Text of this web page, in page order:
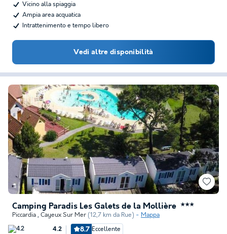
Vicino alla spiaggia
Ampia area acquatica
Intrattenimento e tempo libero
Vedi altre disponibilità
Camping Paradis Les Galets de la Mollière ★★★
Piccardia , Cayeux Sur Mer (12,7 km da Rue) Mappa
4.2 8.7 Eccellente